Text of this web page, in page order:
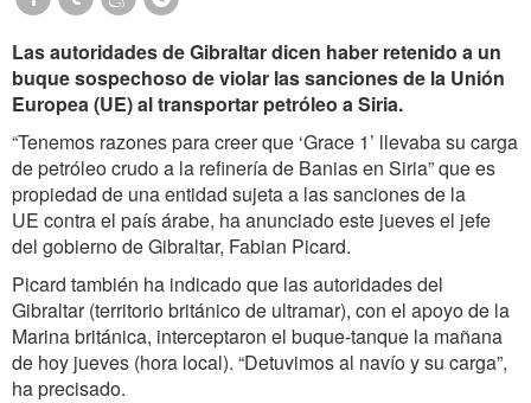
Las autoridades de Gibraltar dicen haber retenido a un
buque sospechoso de violar las sanciones de la Unión
Europea (UE) al transportar petróleo a Siria.
“Tenemos razones para creer que ‘Grace 1’ llevaba su carga
de petróleo crudo a la refinería de Banias en Siria” que es
propiedad de una entidad sujeta a las sanciones de la
UE contra el país árabe, ha anunciado este jueves el jefe
del gobierno de Gibraltar, Fabian Picard.
Picard también ha indicado que las autoridades del
Gibraltar (territorio británico de ultramar), con el apoyo de la
Marina británica, interceptaron el buque-tanque la mañana
de hoy jueves (hora local). “Detuvimos al navío y su carga”,
ha precisado.